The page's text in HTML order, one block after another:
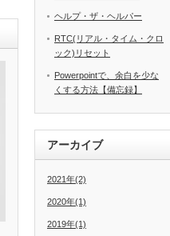
ヘルプ・ザ・ヘルパー
RTC(リアル・タイム・クロ
ック)リセット
Powerpointで、余白を少な
くする方法【備忘録】
アーカイブ
2021年(2)
2020年(1)
2019年(1)